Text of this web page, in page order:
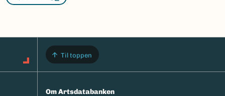
Til toppen
Om Artsdatabanken